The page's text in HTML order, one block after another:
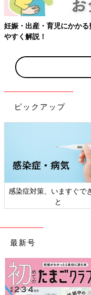
妊娠・出産・育児にかか
やすく解説！
ピックアップ
感染症対策、いますぐで
と
最新号